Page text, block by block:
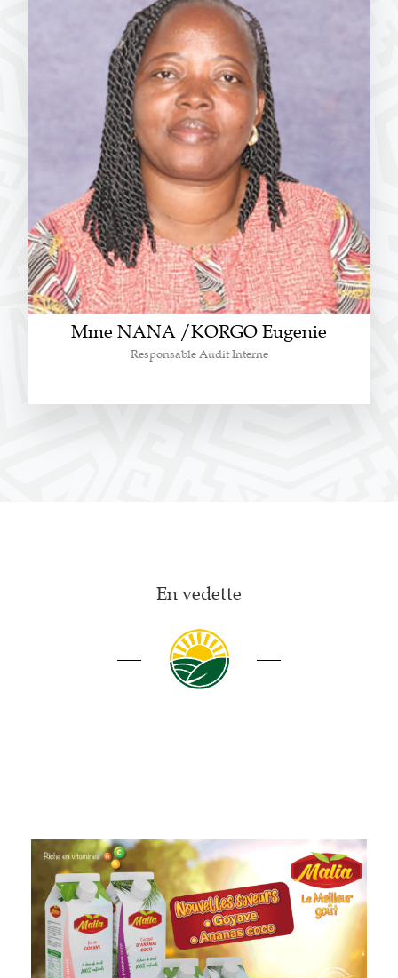
Mme NANA /KORGO Eugenie
Responsable Audit Interne
En vedette